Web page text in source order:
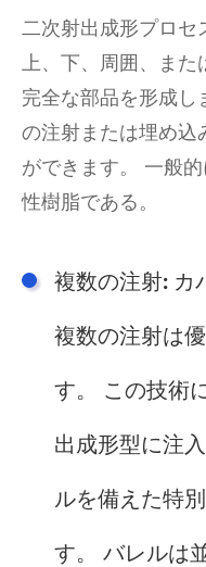
二次射出成形プロ
上、下、周囲、ま
完全な部品を形成し
の注射または埋め込
ができます。 一般
性樹脂である。
複数の注射: カ
複数の注射は
す。 この技術
出成形型に注
ルを備えた特
す。 バレルは